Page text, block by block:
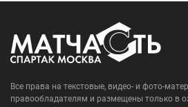
Все права на текстовые, видео- и фото-
правообладателям и размещены только в